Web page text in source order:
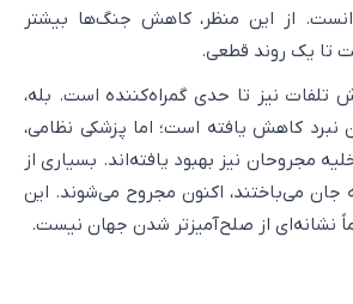
از این منظر، کاهش جنگ‌ها بیشتر
تا یک روند قطعی.
تلفات نیز تا حدی گمراه‌کننده است. بله،
کاهش یافته است؛ اما پزشکی نظامی،
مجروحان نیز بهبود یافته‌اند. بسیاری از
جان می‌باختند، اکنون مجروح می‌شوند. این
نشانه‌ای از صلح‌آمیزتر شدن جهان نیست.